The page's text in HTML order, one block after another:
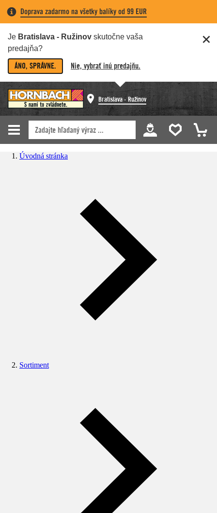
Doprava zadarmo na všetky balíky od 99 EUR
Je Bratislava - Ružinov skutočne vaša
predajňa?
ÁNO, SPRÁVNE. Nie, vybrať inú predajňu.
Bratislava - Ružinov
Úvodná stránka
Sortiment